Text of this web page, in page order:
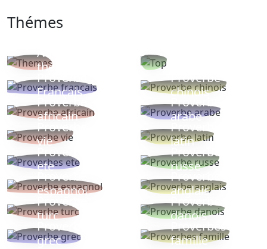
Thémes
Autres
thèmes
Proverbe
Français
Proverbe
chinois
Proverbe
africain
Proverbe
arabe
Proverbe
vie
Proverbe
latin
Proverbes
ete
Proverbe
russe
Proverbe
espagnol
Proverbe
anglais
Proverbe
turc
Proverbe
danois
Proverbe
grec
Proverbes
famille